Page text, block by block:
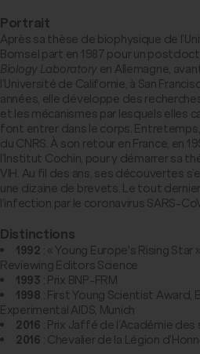
Portrait
Après sa thèse de biophysique de
Bomsel part en 1987 pour un
Biology Laboratory en Allemagne,
l’Université de Californie, à San
années, elle développe des
et les mécanismes par lesquels elles
font entrer dans le corps. Entretemps,
du CNRS. À son retour en France, en
l’Institut Cochin, pour y démarrer sa
VIH. Au fil des ans, ses découvertes
une dizaine de brevets. Le tout
l’infection par le coronavirus SARS-
Distinctions
1992 : « Young Europe's Rising
Reviewing Editors Science
1993 : Prix BNP-FRM
1998 : First Young Scientist Award,
Experimental AIDS, Munich
2016 : Prix Jaffé de l’Académie des
2016 : Chevalier de la Légion